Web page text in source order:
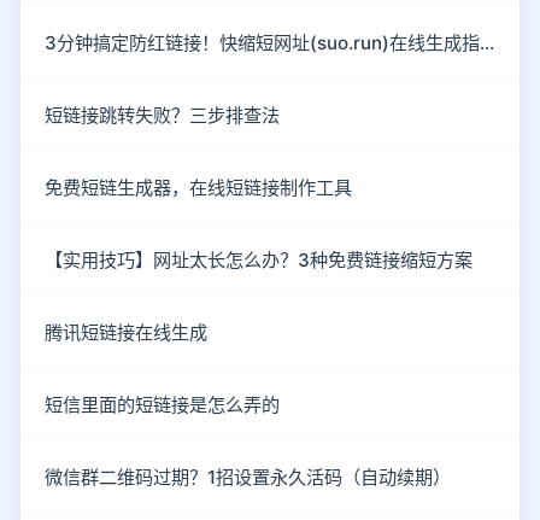
3分钟搞定防红链接！快缩短网址(suo.run)在线生成指南
短链接跳转失败？三步排查法
免费短链生成器，在线短链接制作工具
【实用技巧】网址太长怎么办？3种免费链接缩短方案
腾讯短链接在线生成
短信里面的短链接是怎么弄的
微信群二维码过期？1招设置永久活码（自动续期）